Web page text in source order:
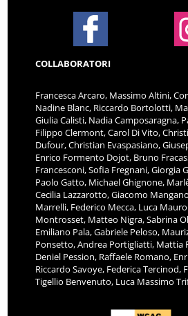
COLLABORATORI
Francesca Arcaro, Massimo Altini,
Nadine Blanc, Riccardo Bortolotti,
Giulia Calisti, Nadia Camposaragna,
Filippo Clermont, Carol Di Vito,
Dufour, Christian Evaspasiano,
Enrico Formento Dojot, Bruno
Francesconi, Sofia Fregnani, Giorgia
Paolo Gatto, Michael Ghignone,
Cecilia Lazzarotto, Giacomo
Marrelli, Federico Mecca, Luca
Montrosset, Matteo Nigra, Sabrina
Emiliano Pala, Gabriele Peloso,
Ponsetto, Andrea Portigliatti, Mattia
Deniel Pession, Raffaele Romano,
Riccardo Savoye, Federica Tercinod,
Tigellio Benvenuto, Luca Massimo